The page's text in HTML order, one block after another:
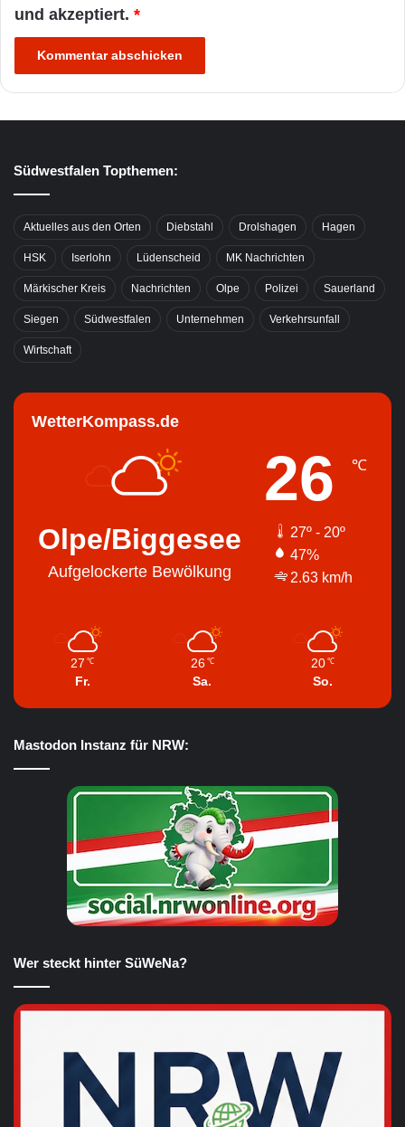
und akzeptiert. *
Südwestfalen Topthemen:
Aktuelles aus den Orten Diebstahl Drolshagen Hagen
HSK Iserlohn Lüdenscheid MK Nachrichten
Märkischer Kreis Nachrichten Olpe Polizei Sauerland
Siegen Südwestfalen Unternehmen Verkehrsunfall
Wirtschaft
WetterKompass.de
Olpe/Biggesee
Aufgelockerte Bewölkung
26 ℃
27º - 20º
47%
2.63 km/h
27 ℃
Fr.
26 ℃
Sa.
20 ℃
So.
Mastodon Instanz für NRW:
Wer steckt hinter SüWeNa?